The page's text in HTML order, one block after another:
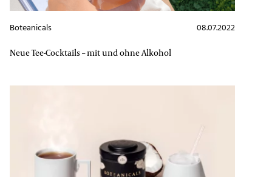
08.07.2022
Boteanicals
Neue Tee-Cocktails – mit und ohne Alkohol